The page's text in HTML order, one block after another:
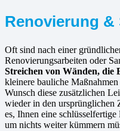
Renovierung &
Oft sind nach einer
Renovierungsarbeiten oder
Streichen von Wänden, die
kleinere bauliche
Wunsch diese zusätzlichen
wieder in den ursprünglichen
es, Ihnen eine
um nichts weiter kümmern